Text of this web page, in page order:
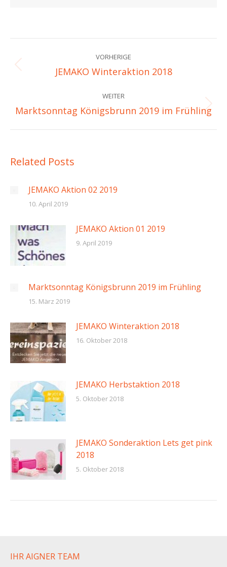
VORHERIGE
Vorheriger
JEMAKO Winteraktion 2018
WEITER
Nächster
Marktsonntag Königsbrunn 2019 im Frühling
Related Posts
JEMAKO Aktion 02 2019
10. April 2019
JEMAKO Aktion 01 2019
9. April 2019
Marktsonntag Königsbrunn 2019 im Frühling
15. März 2019
JEMAKO Winteraktion 2018
16. Oktober 2018
JEMAKO Herbstaktion 2018
5. Oktober 2018
JEMAKO Sonderaktion Lets get pink
2018
5. Oktober 2018
IHR AIGNER TEAM